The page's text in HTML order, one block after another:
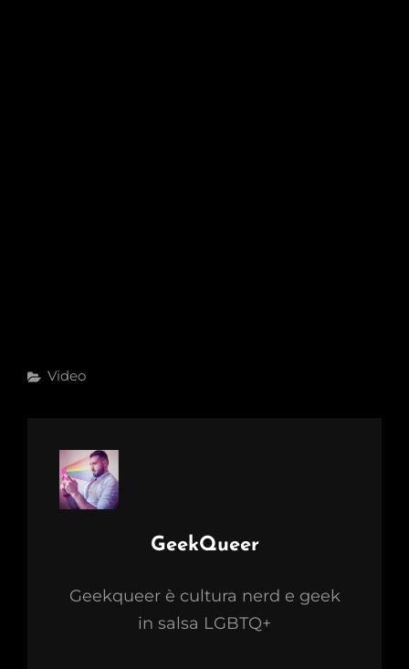
Categories
Video
Author:
GeekQueer
Geekqueer è cultura nerd e geek
in salsa LGBTQ+